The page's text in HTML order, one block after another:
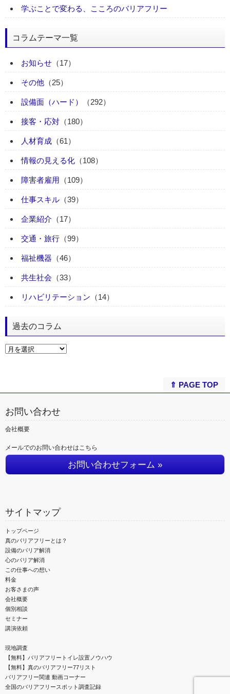
学ぶことで変わる、こころのバリアフリー
コラムテーマ一覧
お知らせ （17）
その他 （25）
設備面（ハード） （292）
接客・応対 （180）
人材育成 （61）
情報の見える化 （108）
障害者雇用 （109）
仕事スキル （39）
企業紹介 （17）
交通・旅行 （99）
福祉機器 （46）
共生社会 （33）
リハビリテーション （14）
過去のコラム
⇑ PAGE TOP
お問い合わせ
会社概要
メールでのお問い合わせはこちら
お問い合わせフォーム »
サイトマップ
トップページ
真のバリアフリーとは？
設備のバリア解消
心のバリア解消
この仕事への想い
料金
お客さまの声
会社概要
個別相談
セミナー
講演依頼
現地調査
【無料】バリアフリートイレ設置ノウハウ
【無料】真のバリアフリー77リスト
バリアフリー関連 動画コーナー
全国のバリアフリースポット調査記録